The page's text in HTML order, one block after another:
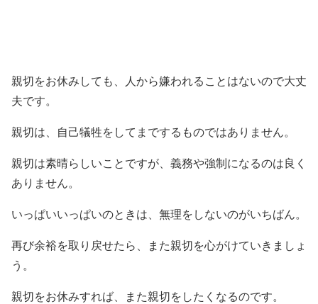
親切をお休みしても、人から嫌われることはないので大丈
夫です。
親切は、自己犠牲をしてまでするものではありません。
親切は素晴らしいことですが、義務や強制になるのは良く
ありません。
いっぱいいっぱいのときは、無理をしないのがいちばん。
再び余裕を取り戻せたら、また親切を心がけていきましょ
う。
親切をお休みすれば、また親切をしたくなるのです。